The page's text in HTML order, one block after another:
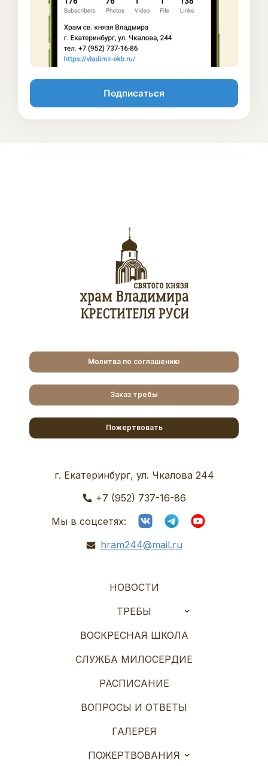
Подписаться
Молитва по соглашению
Заказ требы
Пожертвовать
г. Екатеринбург, ул. Чкалова 244
+7 (952) 737-16-86
Мы в соцсетях:
hram244@mail.ru
НОВОСТИ
ТРЕБЫ
ВОСКРЕСНАЯ ШКОЛА
СЛУЖБА МИЛОСЕРДИЕ
РАСПИСАНИЕ
ВОПРОСЫ И ОТВЕТЫ
ГАЛЕРЕЯ
ПОЖЕРТВОВАНИЯ